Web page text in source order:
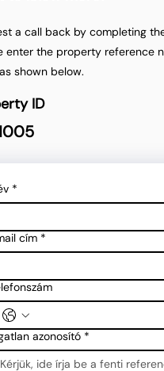
a call back by completing
enter the property reference
shown below.
ID
*
cím *
azonosító *